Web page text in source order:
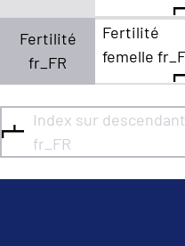
Fertilité
fr_FR
Fertilité
femelle
Index sur
fr_FR